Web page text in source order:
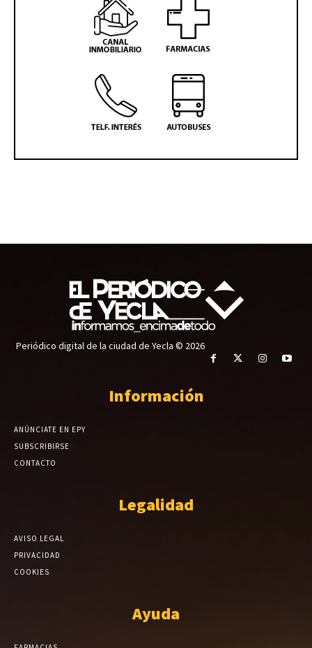
Periódico digital de la ciudad de Yecla © 2026
Información
ANÚNCIATE EN EPY
SUBSCRIBIRSE
CONTACTO
Legalidad
AVISO LEGAL
PRIVACIDAD
COOKIES
Ayuda